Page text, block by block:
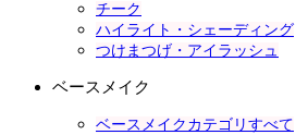
チーク
ハイライト・シェーディング
つけまつげ・アイラッシュ
ベースメイク
ベースメイクカテゴリすべて